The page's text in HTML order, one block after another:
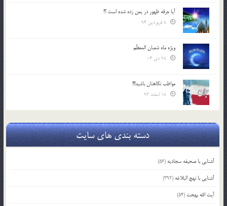
آیا جرقه ظهور در یمن زده شده است ؟!
ویژه ماه شعبان المعظّم
مواظب نگاهتان باشید!!!
دسته بندی های سایت
آشنایی با صحیفه سجادیه (56)
آشنایی با نهج البلاغه (392)
آیت الله بهجت (54)